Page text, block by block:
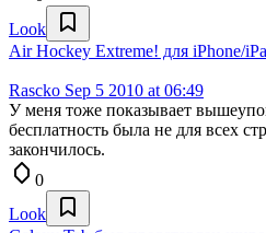
Look
Air Hockey Extreme! для iPhone/
Rascko Sep 5 2010 at 06:49
У меня тоже показывает
бесплатность была не для всех
закончилось.
0
Look